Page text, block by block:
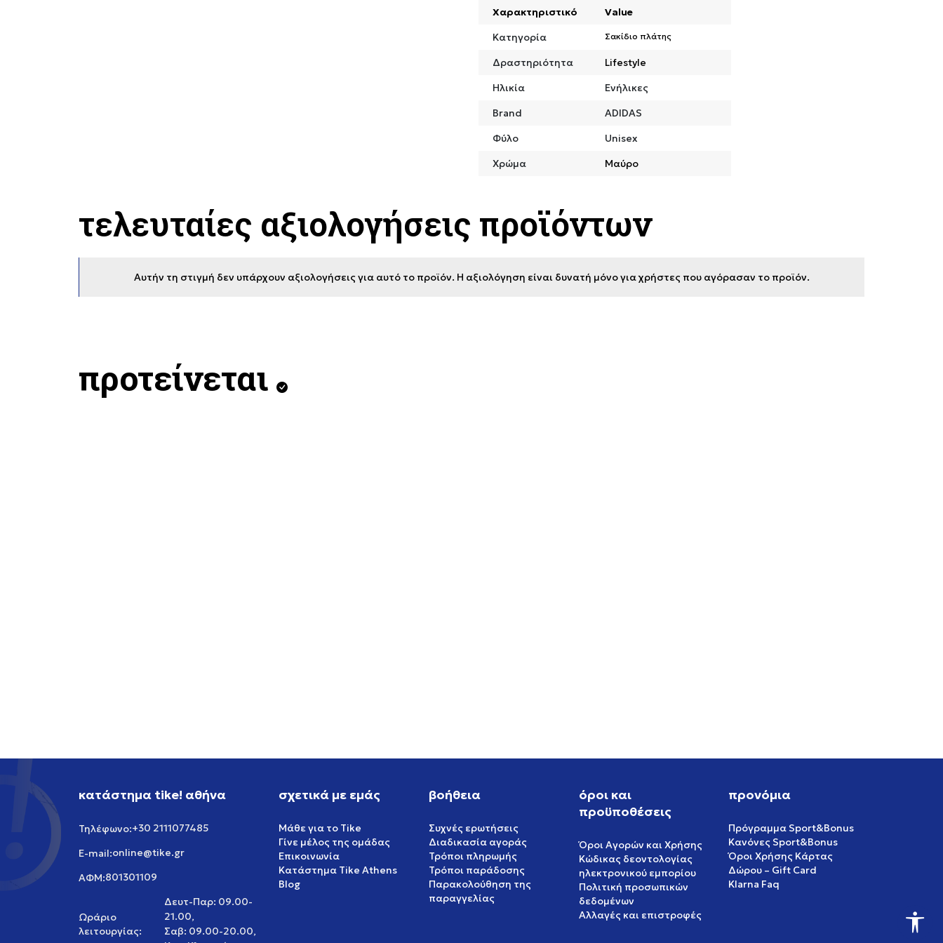
Χαρακτηριστικό
Value
Κατηγορία
Σακίδιο πλάτης
Δραστηριότητα
Lifestyle
Ηλικία
Ενήλικες
Brand
ADIDAS
Φύλο
Unisex
Χρώμα
Μαύρο
τελευταίες αξιολογήσεις προϊόντων
Αυτήν τη στιγμή δεν υπάρχουν αξιολογήσεις για αυτό το προϊόν. Η αξιολόγηση είναι δυνατή μόνο για χρήστες που αγόρασαν το προϊόν.
προτείνεται
κατάστημα tike! αθήνα
Τηλέφωνο:+30 2111077485
E-mail:online@tike.gr
ΑΦΜ:801301109
Ωράριο
λειτουργίας:
Δευτ-Παρ: 09.00-
21.00,
Σαβ: 09.00-20.00,
σχετικά με εμάς
Μάθε για το Tike
Γίνε μέλος της ομάδας
Επικοινωνία
Κατάστημα Tike Athens
Blog
βοήθεια
Συχνές ερωτήσεις
Διαδικασία αγοράς
Τρόποι πληρωμής
Τρόποι παράδοσης
Παρακολούθηση της
παραγγελίας
όροι και
προϋποθέσεις
Όροι Αγορών και Χρήσης
Κώδικας δεοντολογίας
ηλεκτρονικού εμπορίου
Πολιτική προσωπικών
δεδομένων
Αλλαγές και επιστροφές
προνόμια
Πρόγραμμα Sport&Bonus
Κανόνες Sport&Bonus
Όροι Χρήσης Κάρτας
Δώρου – Gift Card
Klarna Faq